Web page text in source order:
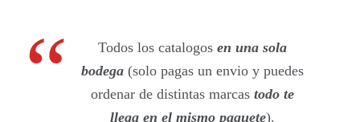
Todos los catalogos en una sola
bodega (solo pagas un envio y puedes
ordenar de distintas marcastodo te
llega en el mismo paquete).